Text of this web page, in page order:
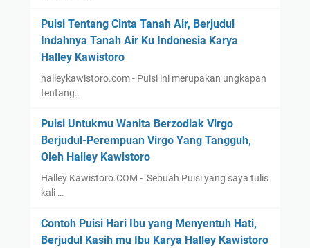
Puisi Tentang Cinta Tanah Air, Berjudul
Indahnya Tanah Air Ku Indonesia Karya
Halley Kawistoro
halleykawistoro.com - Puisi ini merupakan ungkapan
tentang…
Puisi Untukmu Wanita Berzodiak Virgo
Berjudul-Perempuan Virgo Yang Tangguh,
Oleh Halley Kawistoro
Halley Kawistoro.COM - Sebuah Puisi yang saya tulis
kali …
Contoh Puisi Hari Ibu yang Menyentuh Hati,
Berjudul Kasih mu Ibu Karya Halley Kawistoro